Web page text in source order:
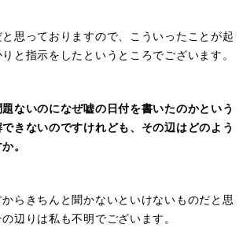
思っておりますので、こういったことが起
と指示をしたというところでございます。
ないのになぜ嘘の日付を書いたのかという
きないのですけれども、その辺はどのよう
。
らきちんと聞かないといけないものだと思
辺りは私も不明でございます。